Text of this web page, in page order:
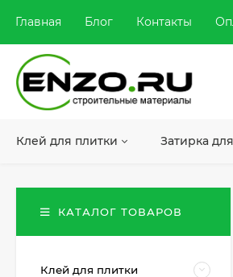
Главная Блог Контакты
Клей для плитки Затирка
КАТАЛОГ ТОВАРОВ
Клей для плитки